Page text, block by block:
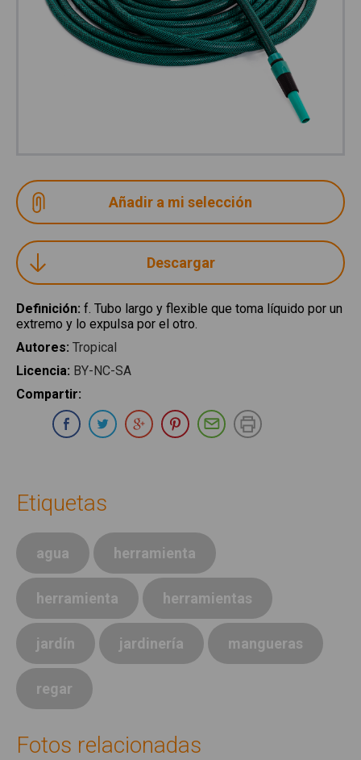
Descargar
Definición: f. Tubo largo y flexible que toma líquido por un
extremo y lo expulsa por el otro.
Autores: Tropical
Licencia: BY-NC-SA
Compartir:
Compartir en Whatsapp
Compartir en Facebook
Compartir en Twitter
Compartir en Google Plus
Compartir en Pinterest
Compartir por E-
Etiquetas
agua herramienta
herramienta herramientas
jardín jardinería mangueras
regar
Fotos relacionadas